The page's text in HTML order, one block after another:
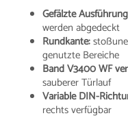
Gefälzte
werden abgedeckt
Rundkante:
genutzte Bereiche
Band V3400 WF
sauberer Türlauf
Variable DIN-
rechts verfügbar